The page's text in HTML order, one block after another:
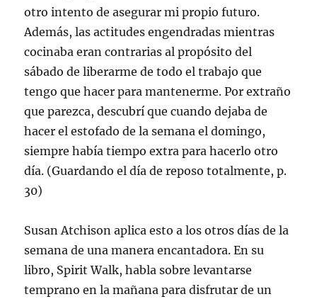
otro intento de asegurar mi propio futuro.
Además, las actitudes engendradas mientras
cocinaba eran contrarias al propósito del
sábado de liberarme de todo el trabajo que
tengo que hacer para mantenerme. Por extraño
que parezca, descubrí que cuando dejaba de
hacer el estofado de la semana el domingo,
siempre había tiempo extra para hacerlo otro
día. (Guardando el día de reposo totalmente, p.
30)
Susan Atchison aplica esto a los otros días de la
semana de una manera encantadora. En su
libro, Spirit Walk, habla sobre levantarse
temprano en la mañana para disfrutar de un